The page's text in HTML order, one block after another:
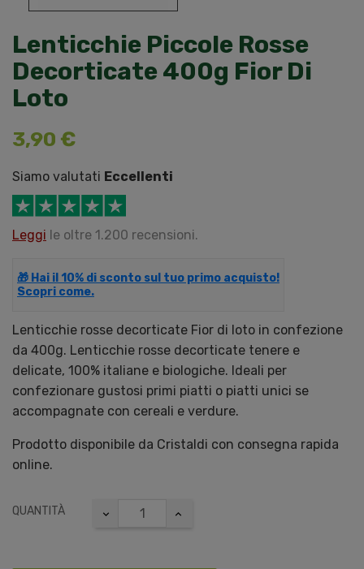
Lenticchie Piccole Rosse
Decorticate 400g Fior Di
Loto
3,90 €
Siamo valutati Eccellenti
Leggi le oltre 1.200 recensioni.
🎁 Hai il 10% di sconto sul tuo primo acquisto!
Scopri come.
Lenticchie rosse decorticate Fior di loto in confezione
da 400g. Lenticchie rosse decorticate tenere e
delicate, 100% italiane e biologiche. Ideali per
confezionare gustosi primi piatti o piatti unici se
accompagnate con cereali e verdure.
Prodotto disponibile da Cristaldi con consegna rapida
online.
QUANTITÀ